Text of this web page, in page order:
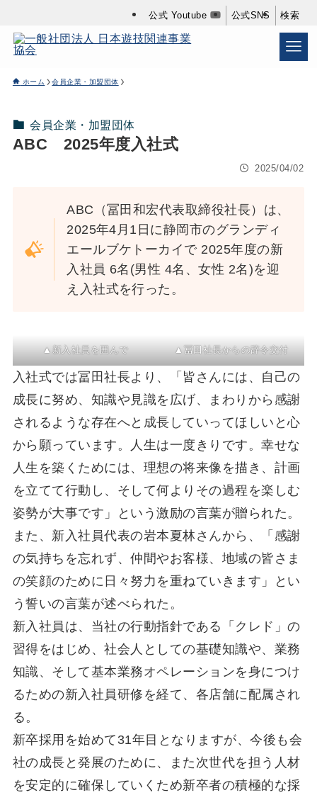
公式 Youtube 公式SNS 検索
ホーム 会員企業・加盟団体
会員企業・加盟団体
ABC 2025年度入社式
2025/04/02
ABC（冨田和宏代表取締役社長）は、
2025年4月1日に静岡市のグランディ
エールブケトーカイで 2025年度の新
入社員 6名(男性 4名、女性 2名)を迎
え入社式を行った。
▲新入社員を囲んで ▲冨田社長からの辞令交付
入社式では冨田社長より、「皆さんには、自己の
成長に努め、知識や見識を広げ、まわりから感謝
されるような存在へと成長していってほしいと心
から願っています。人生は一度きりです。幸せな
人生を築くためには、理想の将来像を描き、計画
を立てて行動し、そして何よりその過程を楽しむ
姿勢が大事です」という激励の言葉が贈られた。
また、新入社員代表の岩本夏林さんから、「感謝
の気持ちを忘れず、仲間やお客様、地域の皆さま
の笑顔のために日々努力を重ねていきます」とい
う誓いの言葉が述べられた。
新入社員は、当社の行動指針である「クレド」の
習得をはじめ、社会人としての基礎知識や、業務
知識、そして基本業務オペレーションを身につけ
るための新入社員研修を経て、各店舗に配属され
る。
新卒採用を始めて31年目となりますが、今後も会
社の成長と発展のために、また次世代を担う人材
を安定的に確保していくため新卒者の積極的な採